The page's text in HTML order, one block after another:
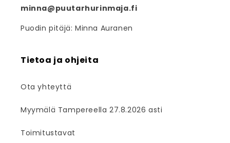
minna@puutarhurinmaja.fi
Puodin pitäjä: Minna Auranen
Tietoa ja ohjeita
Ota yhteyttä
Myymälä Tampereella 27.8.2026 asti
Toimitustavat